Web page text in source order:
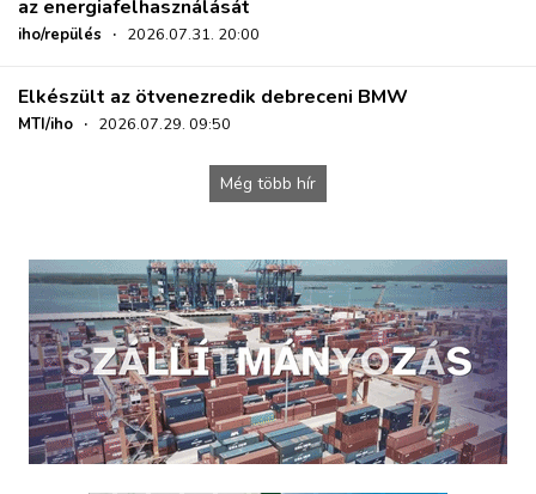
az energiafelhasználását
iho/repülés · 2026.07.31. 20:00
Elkészült az ötvenezredik debreceni BMW
MTI/iho · 2026.07.29. 09:50
Még több hír